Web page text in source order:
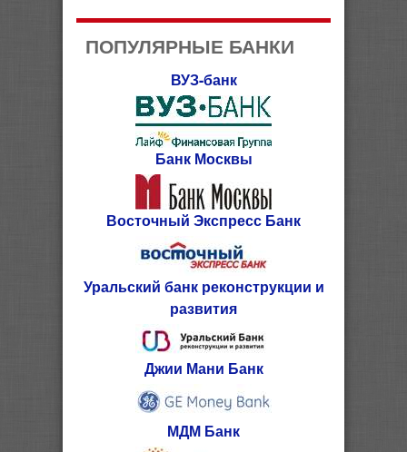
ПОПУЛЯРНЫЕ БАНКИ
ВУЗ-банк
Банк Москвы
Восточный Экспресс Банк
Уральский банк реконструкции и
развития
Джии Мани Банк
МДМ Банк